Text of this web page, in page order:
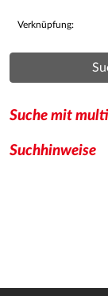
Verknüpfung:
Suche mit
Suchhinweise